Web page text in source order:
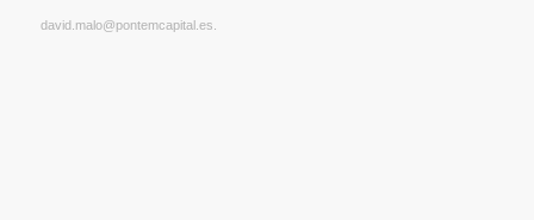
david.malo@pontemcapital.es.